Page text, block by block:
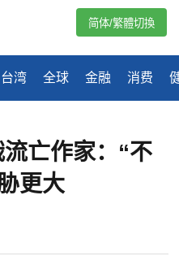
台湾 全球 金融 消费
简体/繁體切換
亡作家：“不
更大